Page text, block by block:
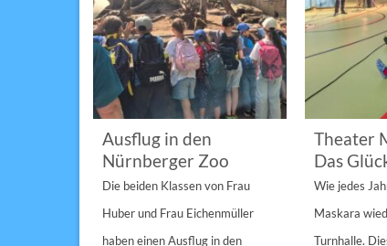
Ausflug in den
Nürnberger Zoo
Die beiden Klassen von Frau
Huber und Frau Eichenmüller
haben einen Ausflug in den
Theater
Das
Wie jedes
Maskara
Turnhalle.